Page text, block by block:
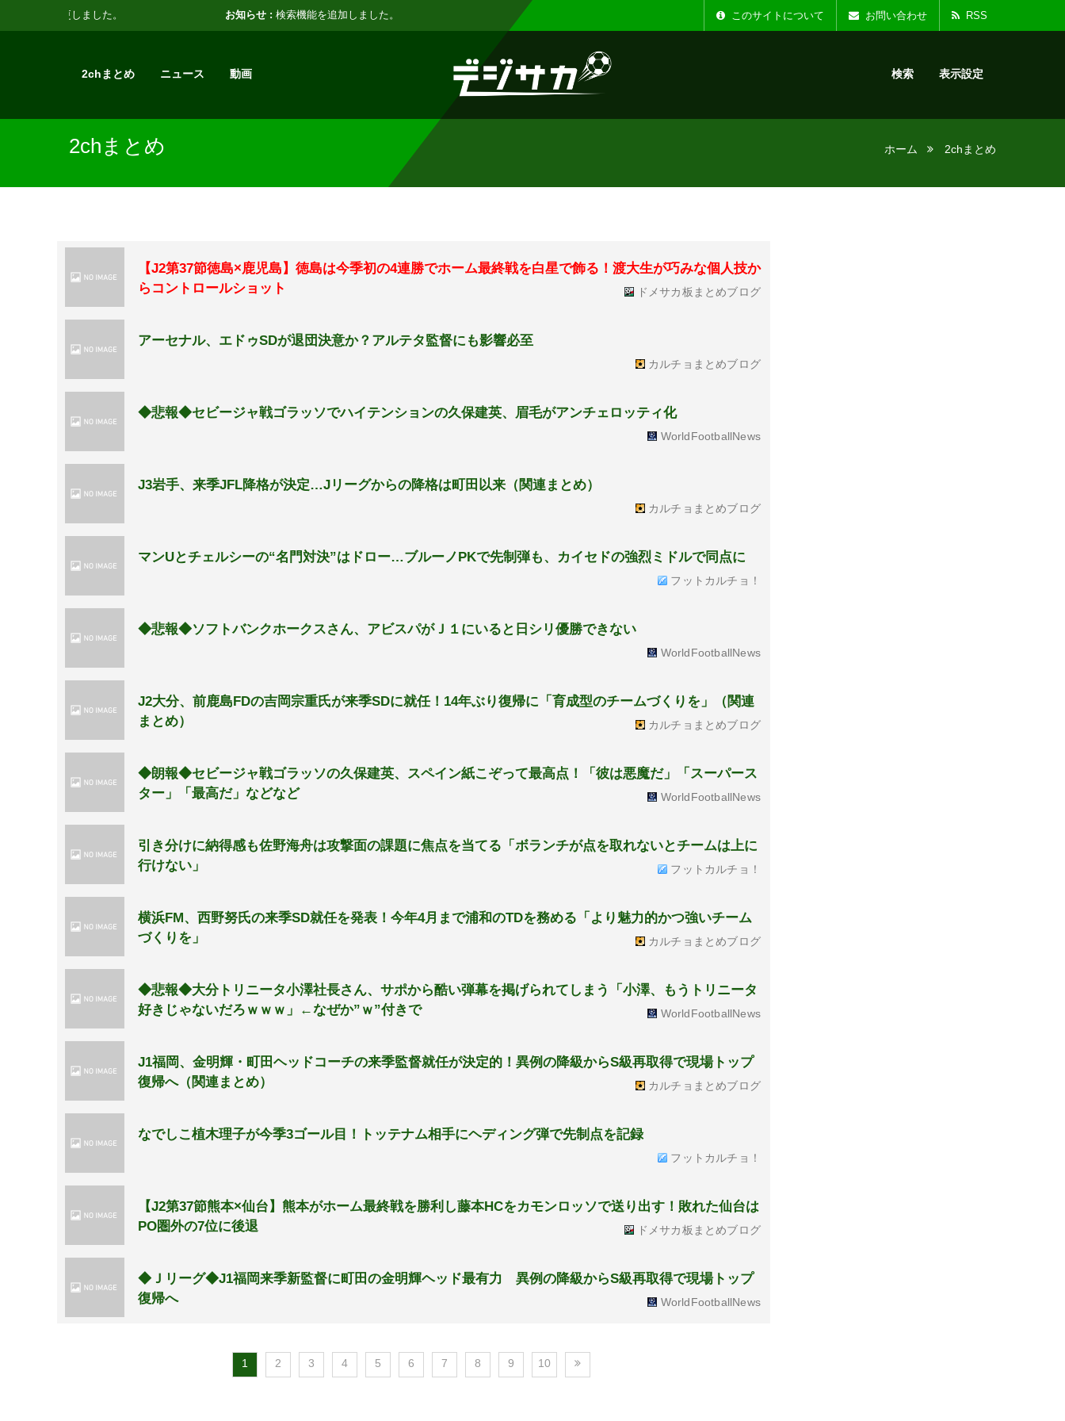
お知らせ : 検索機能を追加しました。 表示設定機能を追加しました。 お知らせ :
このサイトについて お問い合わせ RSS
2chまとめ ニュース 動画 検索 表示設定
2chまとめ ホーム 2chまとめ
【J2第37節徳島×鹿児島】徳島は今季初の4連勝でホーム最終戦を白星で飾る！渡大生が巧みな個人技か
らコントロールショット
ドメサカ板まとめブログ
アーセナル、エドゥSDが退団決意か？アルテタ監督にも影響必至
カルチョまとめブログ
◆悲報◆セビージャ戦ゴラッソでハイテンションの久保建英、眉毛がアンチェロッティ化
WorldFootballNews
J3岩手、来季JFL降格が決定…Jリーグからの降格は町田以来（関連まとめ）
カルチョまとめブログ
マンUとチェルシーの“名門対決”はドロー…ブルーノPKで先制弾も、カイセドの強烈ミドルで同点に
フットカルチョ！
◆悲報◆ソフトバンクホークスさん、アビスパがＪ１にいると日シリ優勝できない
WorldFootballNews
J2大分、前鹿島FDの吉岡宗重氏が来季SDに就任！14年ぶり復帰に「育成型のチームづくりを」（関連
まとめ）
カルチョまとめブログ
◆朗報◆セビージャ戦ゴラッソの久保建英、スペイン紙こぞって最高点！「彼は悪魔だ」「スーパース
ター」「最高だ」などなど
WorldFootballNews
引き分けに納得感も佐野海舟は攻撃面の課題に焦点を当てる「ボランチが点を取れないとチームは上に
行けない」
フットカルチョ！
横浜FM、西野努氏の来季SD就任を発表！今年4月まで浦和のTDを務める「より魅力的かつ強いチーム
づくりを」
カルチョまとめブログ
◆悲報◆大分トリニータ小澤社長さん、サポから酷い弾幕を掲げられてしまう「小澤、もうトリニータ
好きじゃないだろｗｗｗ」←なぜか”ｗ”付きで
WorldFootballNews
J1福岡、金明輝・町田ヘッドコーチの来季監督就任が決定的！異例の降級からS級再取得で現場トップ
復帰へ（関連まとめ）
カルチョまとめブログ
なでしこ植木理子が今季3ゴール目！トッテナム相手にヘディング弾で先制点を記録
フットカルチョ！
【J2第37節熊本×仙台】熊本がホーム最終戦を勝利し藤本HCをカモンロッソで送り出す！敗れた仙台は
PO圏外の7位に後退
ドメサカ板まとめブログ
◆Ｊリーグ◆J1福岡来季新監督に町田の金明輝ヘッド最有力 異例の降級からS級再取得で現場トップ
復帰へ
WorldFootballNews
1 2 3 4 5 6 7 8 9 10